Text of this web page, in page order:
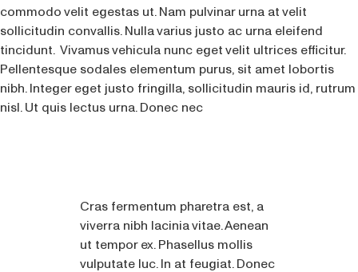
commodo velit egestas ut. Nam pulvinar urna at velit
sollicitudin convallis. Nulla varius justo ac urna eleifend
tincidunt. Vivamus vehicula nunc eget velit ultrices efficitur.
Pellentesque sodales elementum purus, sit amet lobortis
nibh. Integer eget justo fringilla, sollicitudin mauris id, rutrum
nisl. Ut quis lectus urna. Donec nec
Cras fermentum pharetra est, a
viverra nibh lacinia vitae. Aenean
ut tempor ex. Phasellus mollis
vulputate luc. In at feugiat. Donec